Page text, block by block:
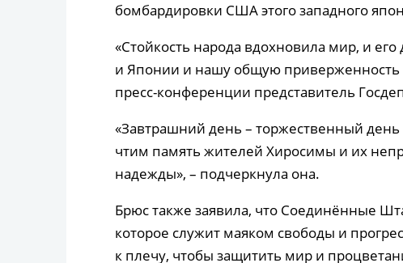
бомбардировки США этого западного
«Стойкость народа вдохновила мир, и
и Японии и нашу общую приверженность
пресс-конференции представитель
«Завтрашний день – торжественный
чтим память жителей Хиросимы и их
надежды», – подчеркнула она.
Брюс также заявила, что Соединённые
которое служит маяком свободы и
к плечу, чтобы защитить мир и